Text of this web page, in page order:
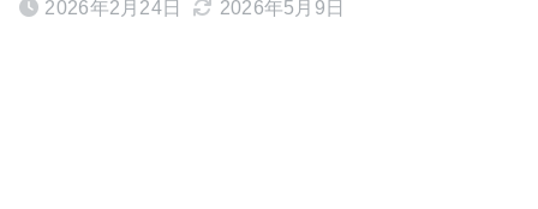
2026年2月24日 2026年5月9日